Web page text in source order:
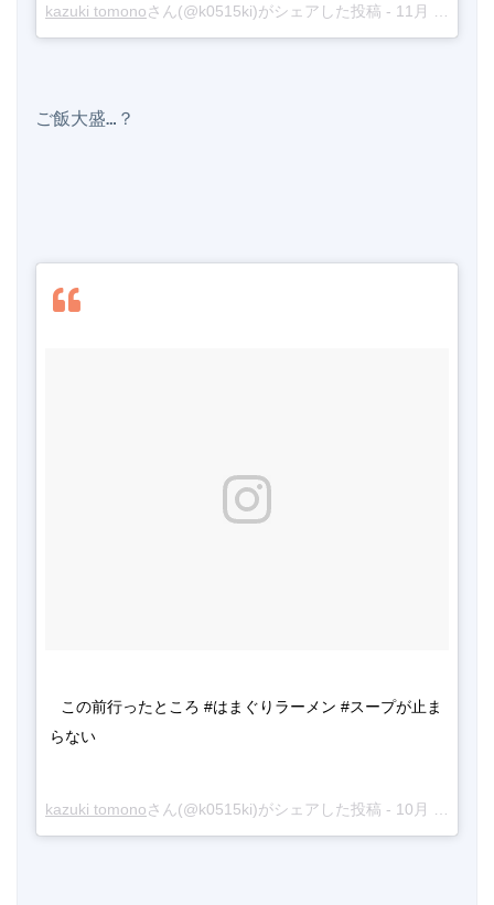
kazuki tomonoさん(@k0515ki)がシェアした投稿 - 11月 5, 2017 at 2:19午前 PST
ご飯大盛…？
この前行ったところ #はまぐりラーメン #スープが止ま
らない
kazuki tomonoさん(@k0515ki)がシェアした投稿 - 10月 4, 2017 at 1:15午前 PDT